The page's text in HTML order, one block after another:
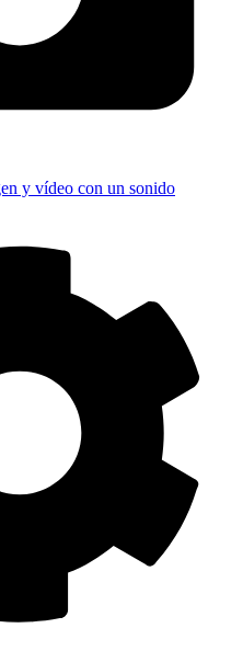
y vídeo con un sonido